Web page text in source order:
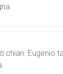
chiari. Eugenio